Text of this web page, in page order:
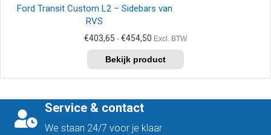
Ford Transit Custom L2 – Sidebars van
RVS
€403,65 - €454,50 Prijsklasse:
tot
€454,50
Excl. BTW
product
heeft
variaties.
Deze
optie
Service & contact
We staan 24/7 voor je klaar